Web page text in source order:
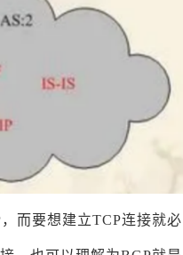
而要想建立TCP连接就必